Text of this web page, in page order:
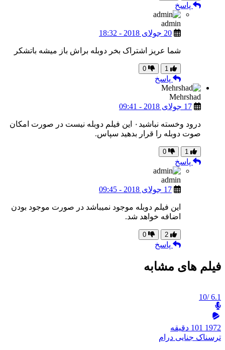
پاسخ
admin
20 جولای 2018 - 18:32
شما عریز اشتراک بخر دوبله براش باز میشه باتشکر
1
0
پاسخ
Mehrshad
17 جولای 2018 - 09:41
درود وخسته نباشید۰ این فیلم دوبله نیست در صورت امکان
صوت دوبله را قرار بدهید سپاس.
1
0
پاسخ
admin
17 جولای 2018 - 09:45
این فیلم دوبله موجود نمیباشد در صورت موجود بودن
اضافه خواهد شد.
2
0
پاسخ
فیلم های مشابه
6.1
/10
1972 101 دقیقه
ترسناک جنایی درام